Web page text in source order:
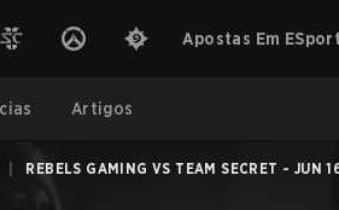
Apostas Em
Artigos
REBELS GAMING VS TEAM SECRET - JUN